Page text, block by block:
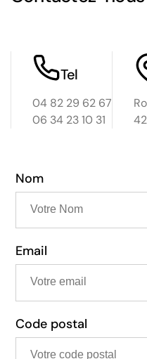
Tel
04 82 29 62 67
06 34 23 10 31
Nom
Email
Code postal